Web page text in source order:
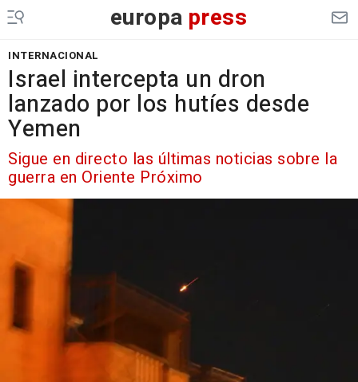
europa press
INTERNACIONAL
Israel intercepta un dron
lanzado por los hutíes desde
Yemen
Sigue en directo las últimas noticias sobre la
guerra en Oriente Próximo